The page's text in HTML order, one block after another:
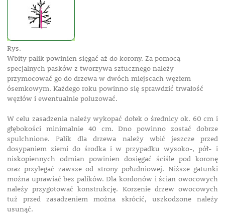
Rys.
Wbity palik powinien sięgać aż do korony. Za pomocą
specjalnych pasków z tworzywa sztucznego należy
przymocować go do drzewa w dwóch miejscach węzłem
ósemkowym. Każdego roku powinno się sprawdzić trwałość
węzłów i ewentualnie poluzować.
W celu zasadzenia należy wykopać dołek o średnicy ok. 60 cm i
głębokości minimalnie 40 cm. Dno powinno zostać dobrze
spulchnione. Palik dla drzewa należy wbić jeszcze przed
dosypaniem ziemi do środka i w przypadku wysoko-, pół- i
niskopiennych odmian powinien dosięgać ściśle pod koronę
oraz przylegać zawsze od strony południowej. Niższe gatunki
można uprawiać bez palików. Dla kordonów i ścian owocowych
należy przygotować konstrukcję. Korzenie drzew owocowych
tuż przed zasadzeniem można skrócić, uszkodzone należy
usunąć.